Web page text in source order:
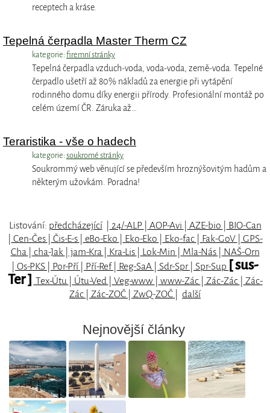
receptech a kráse.
Tepelná čerpadla Master Therm CZ
kategorie: firemní stránky
Tepelná čerpadla vzduch-voda, voda-voda, země-voda. Tepelné
čerpadlo ušetří až 80% nákladů za energie při vytápění
rodinného domu díky energii přírody. Profesionální montáž po
celém území ČR. Záruka až…
Teraristika - vše o hadech
kategorie: soukromé stránky
Soukrommý web věnující se především hroznýšovitým hadům a
některým užovkám. Poradna!
Listování: předcházející| 24/-ALP AOP-Avi AZE-bio
BIO-Can
Cen-Čes Čis-E-s eBo-Eko Eko-Eko Eko-fac Fak-GoV
GPS-
Cha
cha-Jak jam-Kra Kra-Lis Lok-Min Mla-Nás
NAŠ-Orn
Os-PKS Por-Pří Pří-Ref Reg-SaA Sdr-Spr Spr-Sup [ sus-
Ter ] Tex-Útu Útu-Ved Veg-www www-Zác Zác-Zác
Zác-
Zác
Zác-ZOČ ZwQ-ZOČ další
Nejnovější články